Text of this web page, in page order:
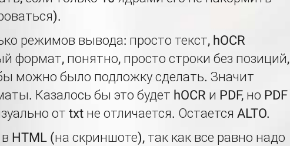
режимов вывода: просто текст, hOCR
формат, понятно, просто строки без позиций,
можно было подложку сделать. Значит
Казалось бы это будет hOCR и PDF, но PDF
от txt не отличается. Остается ALTO.
HTML (на скриншоте), так как все равно надо